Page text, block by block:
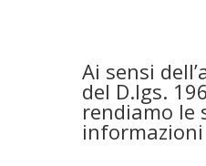
Ai sensi
del D.lgs.
rendiamo le
informazioni